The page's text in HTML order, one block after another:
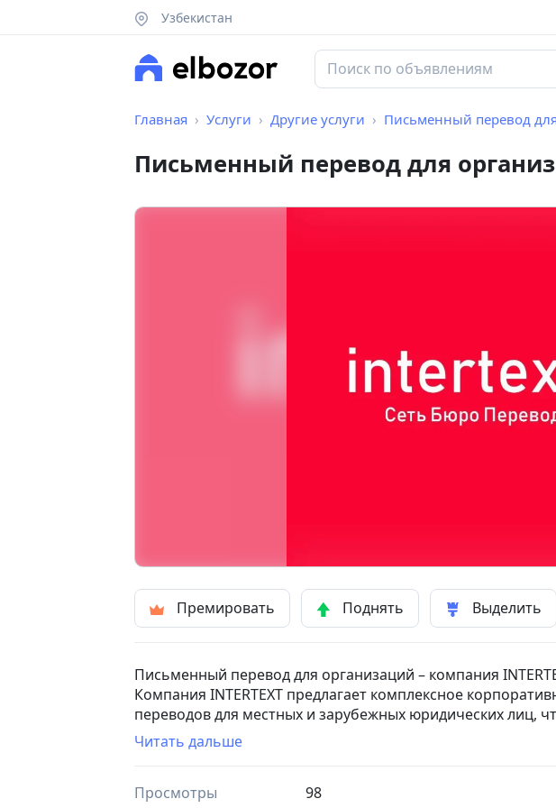
Узбекистан
Главная Услуги Другие услуги Письменный перевод для
Письменный перевод для
Премировать Поднять Выделить
Письменный перевод для организаций – компания
Компания INTERTEXT предлагает комплексное
переводов для местных и зарубежных юридических лиц,
направлением нашей деятельности.
Наши профессиональные письменные переводчики
Мы обеспечиваем полный спектр лингвистических услуг
Читать дальше
Просмотры
98